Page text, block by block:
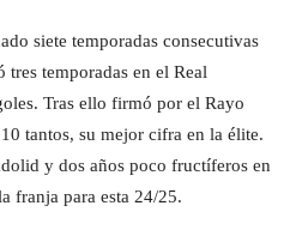
siete temporadas consecutivas
temporadas en el Real
Tras ello firmó por el Rayo
tantos, su mejor cifra en la élite.
y dos años poco fructíferos en
franja para esta 24/25.